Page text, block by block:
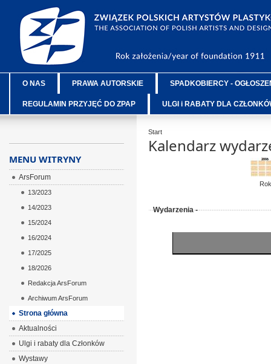
O NAS PRAWA AUTORSKIE SPADKOBIERCY -
REGULAMIN PRZYJĘĆ DO ZPAP ULGI i RABATY DLA
Start
Kalendarz
Rok
Wydarzenia -
MENU WITRYNY
ArsForum
13/2023
14/2023
15/2024
16/2024
17/2025
18/2026
Redakcja ArsForum
Archiwum ArsForum
Strona główna
Aktualności
Ulgi i rabaty dla Członków
Wystawy